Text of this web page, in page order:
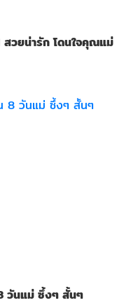
วยน่ารัก โดนใจคุณแม่
วันแม่ ซึ้งๆ สั้นๆ